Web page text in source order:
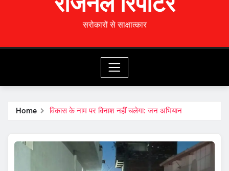
सरोकारों से साक्षात्कार
Home विकास के नाम पर विनाश नहीं चलेगा: जन अभियान